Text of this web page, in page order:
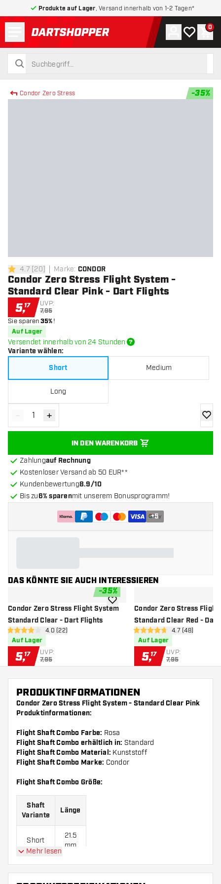
Produkte auf Lager , Versand innerhalb von 1-2 Tagen*
zurück zur Startseite
suchen
suchen
Konto
Meine 0
Condor Zero Stress -35%
4.7 Bewertungssterne
4.7 [20] Marke: CONDOR
Condor Zero Stress Flight System -
Standard Clear Pink - Dart Flights
5,17 UVP:
7,95
Sie sparen35%!
Auf Lager
Versendet innerhalb von 24 Stunden
Variante wählen:
Short
Medium
Long
Menge verringern
- Menge erhöhen
+
IN DEN WARENKORB
Zur
Zahlungauf Rechnung
Kostenloser Versand ab 50 EUR**
Kundenbewertung8.9/10
Bis zu6% sparenmit unserem Bonusprogramm!
+5
DAS KÖNNTE SIE AUCH INTERESSIEREN
-35%
Condor Zero Stress Flight System
Standard Clear - Dart Flights
Bewertungsbereich öffnen
4 Bewertungssterne
4.0 (22)
Auf Lager
5,17 UVP:
7,95
Zur Wunschliste hinzufügen
Condor Zero Stress Flight
Standard Clear Red -
4.7 Bewertungssterne
4.7 (48)
Auf Lager
5,17 UVP:
7,95
PRODUKTINFORMATIONEN
Condor Zero Stress Flight System - Standard Clear Pink
Produktinformationen:
Flight Shaft Combo Farbe: Rosa
Flight Shaft Combo erhältlich in: Standard
Flight Shaft Combo Material: Kunststoff
Flight Shaft Combo Marke: Condor
Flight Shaft Combo Größe:
Shaft
Variante
Länge
Short
21.5
mm
27.5
mm
Mehr lesen